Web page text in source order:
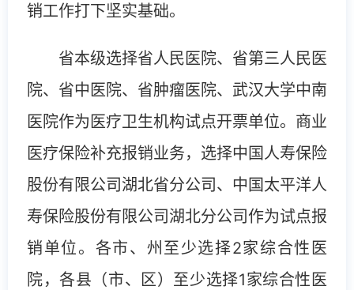
销工作打下坚实基础。
省本级选择省人民医院、省第三人民医
院、省中医院、省肿瘤医院、武汉大学中南
医院作为医疗卫生机构试点开票单位。商业
医疗保险补充报销业务，选择中国人寿保险
股份有限公司湖北省分公司、中国太平洋人
寿保险股份有限公司湖北分公司作为试点报
销单位。各市、州至少选择2家综合性医
院，各县（市、区）至少选择1家综合性医